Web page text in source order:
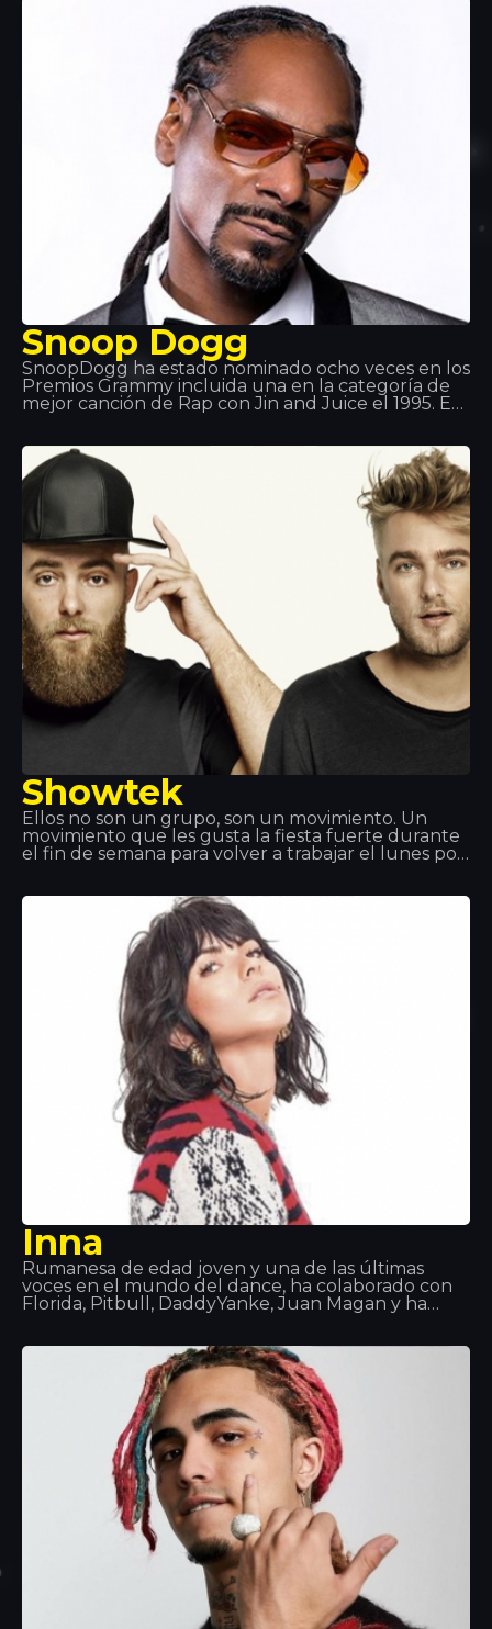
Toujours’ ha marcado un antes y un después en
Snoop Dogg
SnoopDogg ha estado nominado ocho veces en los
Premios Grammy incluida una en la categoría de
mejor canción de Rap con Jin and Juice el 1995. Es
rapero, también es actor y productor en estilos
como g-funk, Reagge y West Coast Rap.
Showtek
Ellos no son un grupo, son un movimiento. Un
movimiento que les gusta la fiesta fuerte durante
el fin de semana para volver a trabajar el lunes por
une el amor por la música, la emoción, la libertad
artística y la aventura. Showteck te ayuda a
nutrirte y te ayuda a crecer.
Inna
Rumanesa de edad joven y una de las últimas
voces en el mundo del dance, ha colaborado con
Florida, Pitbull, DaddyYanke, Juan Magan y ha
“DéjàVu” o “Sun is up” son sus éxitos que más han
sonado en estos últimos tiempos. A Tropocs
tuvimos el honor de poderla escuchar y ver en